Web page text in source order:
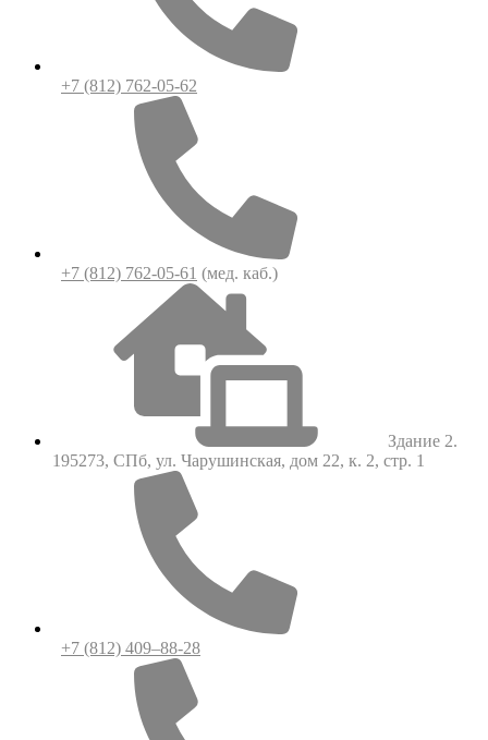
+7 (812) 762-05-62
+7 (812) 762-05-61 (мед. каб.)
Здание 2.
195273, СПб, ул. Чарушинская, дом 22, к. 2, стр. 1
+7 (812) 409–88-28